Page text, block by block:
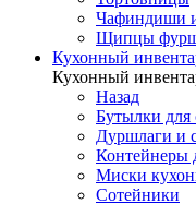
Чафиндиши
Щипцы
Кухонный
Кухонный
Назад
Бутылки для
Дуршлаги и
Контейнеры
Миски
Сотейники